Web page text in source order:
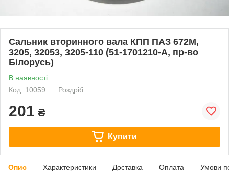
Сальник вторинного вала КПП ПАЗ 672М,
3205, 32053, 3205-110 (51-1701210-А, пр-во
Білорусь)
В наявності
Код: 10059
Роздріб
201 ₴
Купити
Опис Характеристики Доставка Оплата Умови